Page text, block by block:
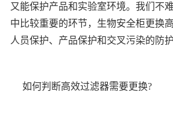
又能保护产品和实验室环境。我们不
中比较重要的环节，生物安全柜更换
人员保护、产品保护和交叉污染的防护
如何判断高效过滤器需要更换?